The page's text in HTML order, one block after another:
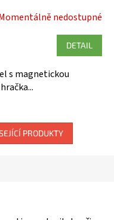
R
M
A
nedostupné
DETAIL
s magnetickou
PRODUKTY